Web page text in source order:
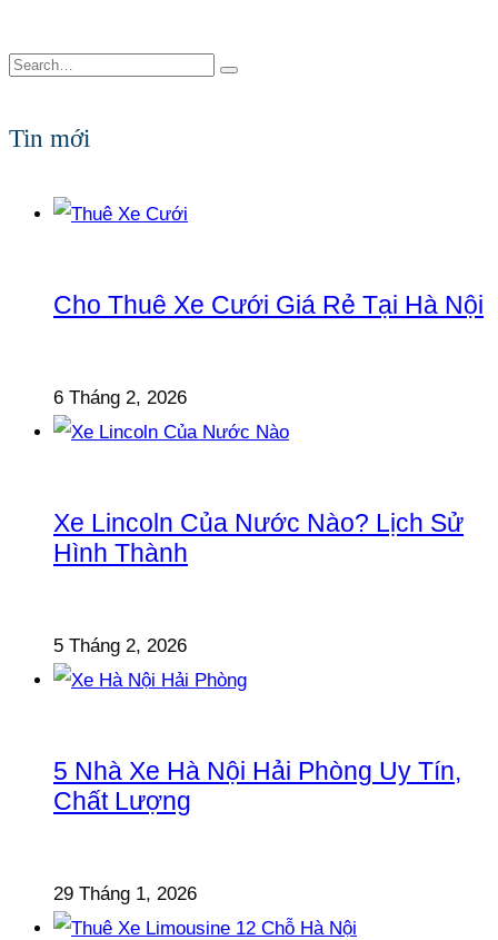
Tin mới
Cho Thuê Xe Cưới Giá Rẻ Tại Hà Nội
6 Tháng 2, 2026
Xe Lincoln Của Nước Nào? Lịch Sử
Hình Thành
5 Tháng 2, 2026
5 Nhà Xe Hà Nội Hải Phòng Uy Tín,
Chất Lượng
29 Tháng 1, 2026